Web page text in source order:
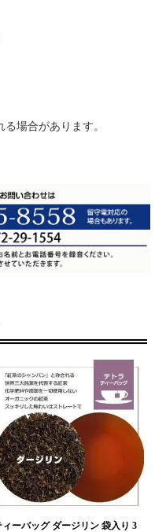
場合があります。
ィーバッグ ダージリン 袋入り 3